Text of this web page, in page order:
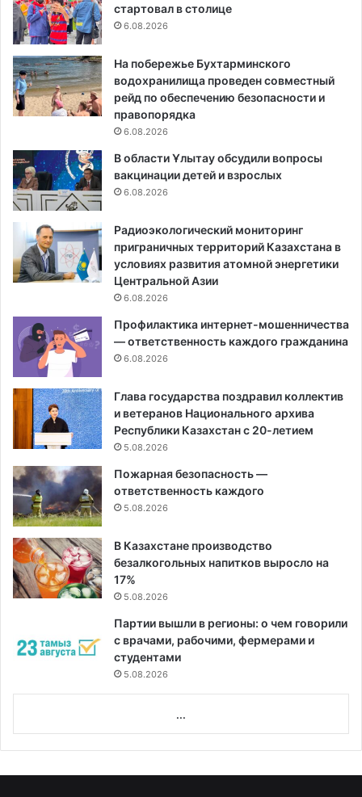
стартовал в столице
6.08.2026
На побережье Бухтарминского
водохранилища проведен совместный
рейд по обеспечению безопасности и
правопорядка
6.08.2026
В области Ұлытау обсудили вопросы
вакцинации детей и взрослых
6.08.2026
Радиоэкологический мониторинг
приграничных территорий Казахстана в
условиях развития атомной энергетики
Центральной Азии
6.08.2026
Профилактика интернет-мошенничества
— ответственность каждого гражданина
6.08.2026
Глава государства поздравил коллектив
и ветеранов Национального архива
Республики Казахстан с 20-летием
5.08.2026
Пожарная безопасность —
ответственность каждого
5.08.2026
В Казахстане производство
безалкогольных напитков выросло на
17%
5.08.2026
Партии вышли в регионы: о чем говорили
с врачами, рабочими, фермерами и
студентами
5.08.2026
...